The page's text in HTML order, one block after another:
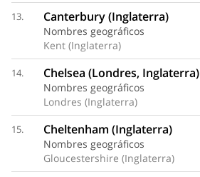
13. Canterbury (Inglaterra)
Nombres geográficos
Kent (Inglaterra)
14. Chelsea (Londres, Inglaterra)
Nombres geográficos
Londres (Inglaterra)
15. Cheltenham (Inglaterra)
Nombres geográficos
Gloucestershire (Inglaterra)